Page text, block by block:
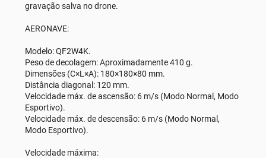
gravação salva no drone.
AERONAVE:
Modelo: QF2W4K.
Peso de decolagem: Aproximadamente 410 g.
Dimensões (C×L×A): 180×180×80 mm.
Distância diagonal: 120 mm.
Velocidade máx. de ascensão: 6 m/s (Modo Normal, Modo
Esportivo).
Velocidade máx. de descensão: 6 m/s (Modo Normal,
Modo Esportivo).
Velocidade máxima: